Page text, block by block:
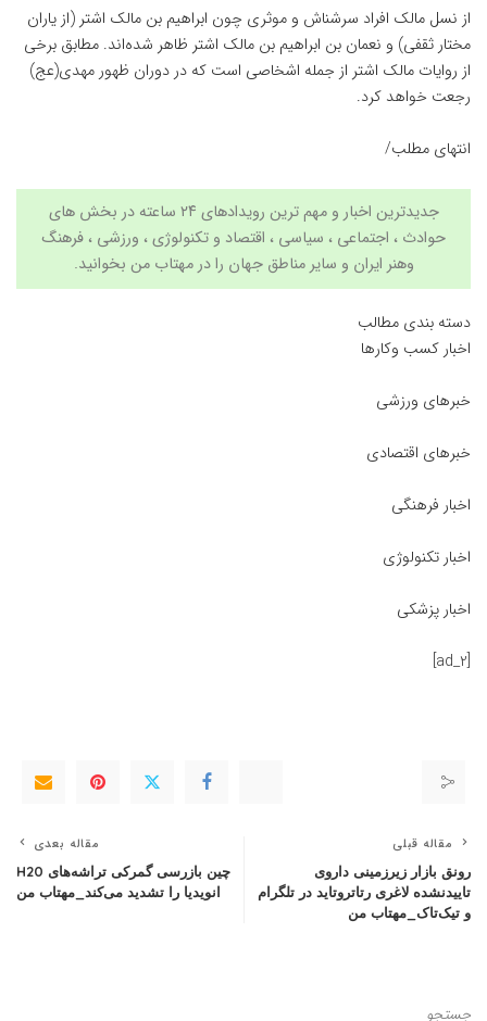
از نسل مالک افراد سرشناش و موثری چون ابراهیم بن مالک اشتر (از یاران
مختار ثقفی) و نعمان بن ابراهیم بن مالک اشتر ظاهر شده‌اند. مطابق برخی
از روایات مالک اشتر از جمله اشخاصی است که در دوران ظهور مهدی(عج)
رجعت خواهد کرد.
انتهای مطلب/
جدیدترین اخبار و مهم ترین رویدادهای ۲۴ ساعته در بخش های
حوادث ، اجتماعی ، سیاسی ، اقتصاد و تکنولوژی، ورزشی ، فرهنگ
وهنر ایران و سایر مناطق جهان را در مهتاب من بخوانید.
دسته بندی مطالب
اخبار کسب وکارها
خبرهای ورزشی
خبرهای اقتصادی
اخبار فرهنگی
اخبار تکنولوژی
اخبار پزشکی
[ad_2]
مقاله قبلی
رونق بازار زیرزمینی داروی
تاییدنشده لاغری رتاتروتاید در تلگرام
و تیک‌تاک_مهتاب من
مقاله بعدی
چین بازرسی گمرکی تراشه‌های H20
انویدیا را تشدید می‌کند_مهتاب من
جستجو